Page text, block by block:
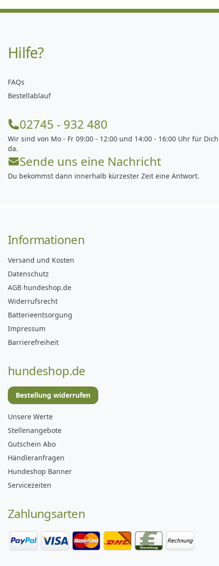
Hilfe?
FAQs
Bestellablauf
02745 - 932 480
Wir sind von Mo - Fr 09:00 - 12:00 und 14:00 - 16:00 Uhr für Dich
da.
Sende uns eine Nachricht
Du bekommst dann innerhalb kürzester Zeit eine Antwort.
Informationen
Versand und Kosten
Datenschutz
AGB hundeshop.de
Widerrufsrecht
Batterieentsorgung
Impressum
Barrierefreiheit
hundeshop.de
Bestellung widerrufen
Unsere Werte
Stellenangebote
Gutschein Abo
Händleranfragen
Hundeshop Banner
Servicezeiten
Zahlungsarten